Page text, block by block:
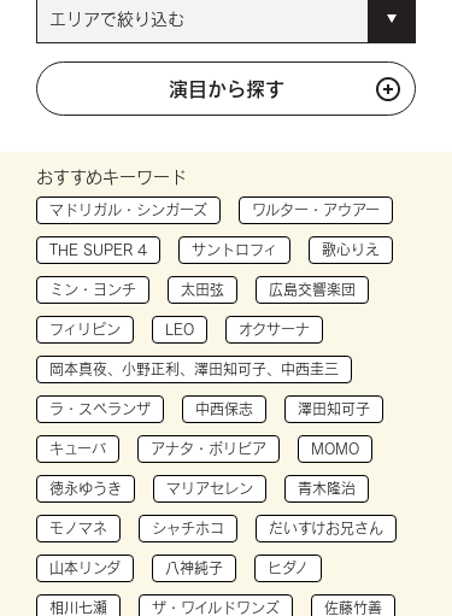
演目から探す
おすすめキーワード
マドリガル・シンガーズ ワルター・アウアー
THE SUPER 4 サントロフィ 歌心りえ
ミン・ヨンチ 太田弦 広島交響楽団
フィリピン LEO オクサーナ
岡本真夜、小野正利、澤田知可子、中西圭三
ラ・スペランザ 中西保志 澤田知可子
キューバ アナタ・ボリビア MOMO
徳永ゆうき マリアセレン 青木隆治
モノマネ シャチホコ だいすけお兄さん
山本リンダ 八神純子 ヒダノ
相川七瀬 ザ・ワイルドワンズ 佐藤竹善